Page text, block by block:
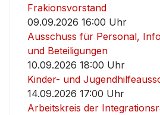
Frakionsvorstand
09.09.2026 16:00 Uhr
Ausschuss für Personal,
und Beteiligungen
10.09.2026 18:00 Uhr
Kinder- und
14.09.2026 17:00 Uhr
Arbeitskreis der